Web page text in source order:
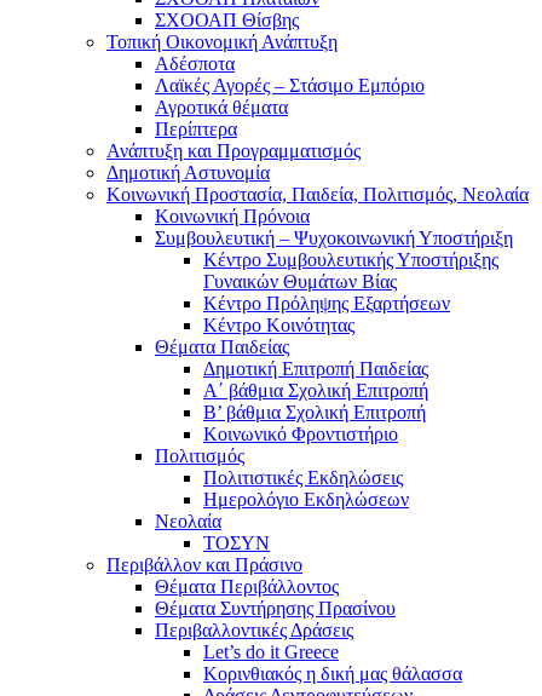
ΣΧΟΟΑΠ Θίσβης
Τοπική Οικονομική Ανάπτυξη
Αδέσποτα
Λαϊκές Αγορές – Στάσιμο Εμπόριο
Αγροτικά θέματα
Περίπτερα
Ανάπτυξη και Προγραμματισμός
Δημοτική Αστυνομία
Κοινωνική Προστασία, Παιδεία, Πολιτισμός, Νεολαία
Κοινωνική Πρόνοια
Συμβουλευτική – Ψυχοκοινωνική Υποστήριξη
Κέντρο Συμβουλευτικής Υποστήριξης
Γυναικών Θυμάτων Βίας
Κέντρο Πρόληψης Εξαρτήσεων
Κέντρο Κοινότητας
Θέματα Παιδείας
Δημοτική Επιτροπή Παιδείας
Α΄ βάθμια Σχολική Επιτροπή
B’ βάθμια Σχολική Επιτροπή
Κοινωνικό Φροντιστήριο
Πολιτισμός
Πολιτιστικές Εκδηλώσεις
Ημερολόγιο Εκδηλώσεων
Νεολαία
ΤΟΣΥΝ
Περιβάλλον και Πράσινο
Θέματα Περιβάλλοντος
Θέματα Συντήρησης Πρασίνου
Περιβαλλοντικές Δράσεις
Let’s do it Greece
Kορινθιακός η δική μας θάλασσα